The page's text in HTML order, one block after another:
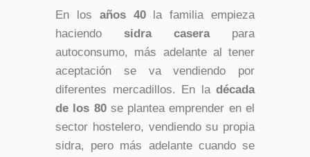
En los años 40la familia empieza
haciendo sidra caserapara
autoconsumo, más adelante al tener
aceptación se va vendiendo por
diferentes mercadillos. En la década
de los 80se plantea emprender en el
sector hostelero, vendiendo su propia
sidra, pero más adelante cuando se